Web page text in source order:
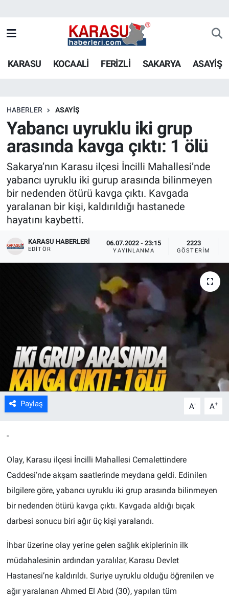
KARASU KOCAALİ FERİZLİ SAKARYA ASAYİŞ
HABERLER ASAYİŞ
Yabancı uyruklu iki grup
arasında kavga çıktı: 1 ölü
Sakarya’nın Karasu ilçesi İncilli Mahallesi’nde
yabancı uyruklu iki gurup arasında bilinmeyen
bir nedenden ötürü kavga çıktı. Kavgada
yaralanan bir kişi, kaldırıldığı hastanede
hayatını kaybetti.
KARASU HABERLERI
EDITÖR
06.07.2022 - 23:15
YAYINLANMA
2223
GÖSTERIM
Paylaş A- A+
-
Olay, Karasu ilçesi İncilli Mahallesi Cemalettindere
Caddesi’nde akşam saatlerinde meydana geldi. Edinilen
bilgilere göre, yabancı uyruklu iki grup arasında bilinmeyen
bir nedenden ötürü kavga çıktı. Kavgada aldığı bıçak
darbesi sonucu biri ağır üç kişi yaralandı.
İhbar üzerine olay yerine gelen sağlık ekiplerinin ilk
müdahalesinin ardından yaralılar, Karasu Devlet
Hastanesi’ne kaldırıldı. Suriye uyruklu olduğu öğrenilen ve
ağır yaralanan Ahmed El Abıd (30), yapılan tüm